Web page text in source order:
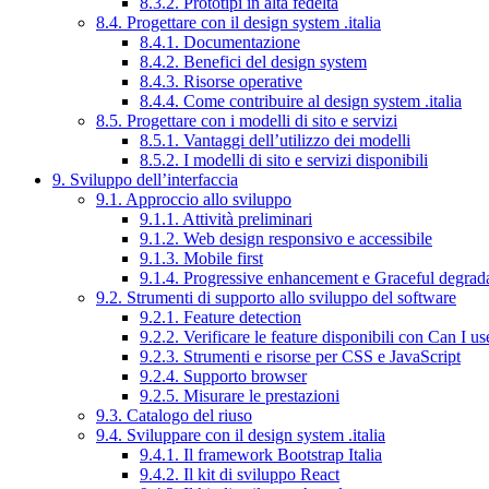
8.4. Progettare con il design system .italia
8.4.1. Documentazione
8.4.2. Benefici del design system
8.4.3. Risorse operative
8.4.4. Come contribuire al design system .italia
8.5. Progettare con i modelli di sito e servizi
8.5.1. Vantaggi dell’utilizzo dei modelli
8.5.2. I modelli di sito e servizi disponibili
9. Sviluppo dell’interfaccia
9.1. Approccio allo sviluppo
9.1.1. Attività preliminari
9.1.2. Web design responsivo e accessibile
9.1.3. Mobile first
9.1.4. Progressive enhancement e Graceful
9.2. Strumenti di supporto allo sviluppo del software
9.2.1. Feature detection
9.2.2. Verificare le feature disponibili con Can I
9.2.3. Strumenti e risorse per CSS e JavaScript
9.2.4. Supporto browser
9.2.5. Misurare le prestazioni
9.3. Catalogo del riuso
9.4. Sviluppare con il design system .italia
9.4.1. Il framework Bootstrap Italia
9.4.2. Il kit di sviluppo React